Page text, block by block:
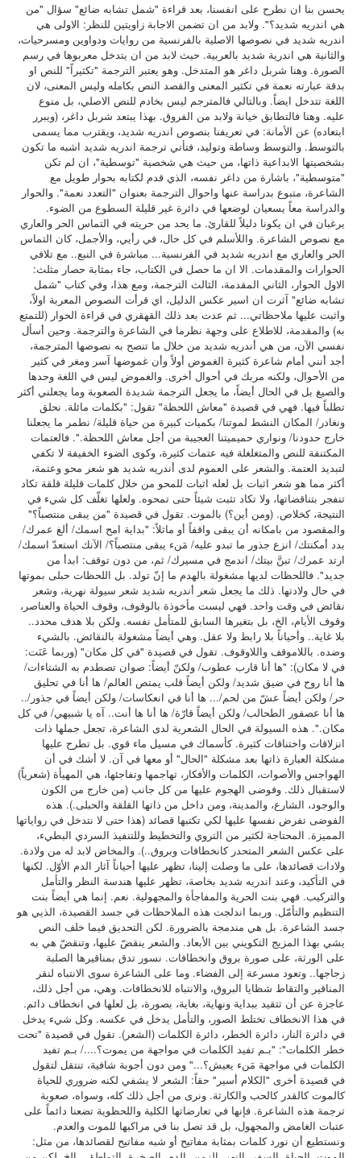
يحسن بنا ان نطرح على انفسنا، بعد قراءة "شمل تشابه ضائع" سؤال "من
هي اندريه شديد؟". ولابد من ان تضمن الاجابة زاويتين للنظر: الاولى هي
اندريه شديد في نصوصها الاصلية بالفرنسية من روايات ودواوين ومسرحيات،
والثانية هي اندرية شديد بالعربية. حيث لابد من ان يتدخل معربوها في رسم
الصورة. وهنا شربل داغر هو المتدخل. وهو يعتبر الترجمة "تكثيراً" للنص او
بدقة عبارته نعمة في تكثير المعنى والقصد النص بكامله وليس المعنى، لان
اللغة تتدخل ايضاً. وبالتالي فالمترجم ليس بخادم للنص الاصلي، بل منوع
عليه. وهنا فالتطابق خيانة ولابد من الفروق. بهذا يبتعد شربل داغر، (ويبرر
ابتعاده) عن الأمانة: في تعريفنا بنصوص اندريه شديد، ويقترب مما يسمى
بالتوسط. والتوسط وساطة وتوليد، فتأتي ترجمة اندريه شديد اشبه ما تكون
بشخصيتها الابداعية ذاتها، من حيث هي شخصية "توسطية"، ان لم تكن
"متوسطية"، باشارة من داغر نفسه، الذي قدم لكتابه بحوار طويل مع
الشاعرة، متبوع بدراسة عنها واحوال الترجمة بعنوان "التعدد نعمة". والحوار
والدراسة معاً يسعيان لوضعها في دائرة غير قليلة السطوع من الضوء.
يرغبان في ان يكونا دليلاً للقارئ. ما يحد من حريته في التماس الحر والعاري
مع نصوص الشاعرة. واللأسلم في كل حال، في رأيي، والأجمل، كان التماس
الحر والعاري مع اندريه شديد في الفرنسية... مباشرة في النبع.. مع تلافي
الحوارات والمقدمات. الا ان ما حصل في الكتاب، جاء بمثابة حصار مثلث:
الاول الحوار، الثاني المقدمة، الثالث الترجمة، ومع هذا، وفي كتاب "شمل
تشابه ضائع" آثرت ان اسير عكس الدليل، اي قرأت النصوص المعربة اولاً،
واثبت عليها ملاحظاتي... ثم عدت بعد ذلك القهقري في قراءة الحوار (للتمتع
به) والمقدمة، للاطلاع على وجهة نظرما في الشاعرة والترجمة. وحين أسأل
نفسي الآن، من هي أندريه شديد من خلال ما تنصح به نصوصها المترجمة،
أجد أنني أمام شاعرة كثيرة الغموض أولاً وأن غموضها آسر ومغر في كثير
من الأحوال، ولكنه مربك في أحوال أخرى. والغموض ليس في اللغة وحدها
والصيغ بل في الحال أيضاً، ما يجعل الترجمة شديدة الصعوبة وما يجعلني أكثر
تطلباً فيها. فهي في قصيدة "معاش اللحظة" تقول: "بكلمات مائلة. نحلق
ونغادر/ المكان النشط لموتنا/ بكميات كبيرة من حياة قليلة/ نطمر ما يجعلنا
خارج حدودنا/ ونواري حميميتنا العجيبة من أجل معاش اللحظة.". فالعتمات
المكتنفة للنص والمتغلغلة فيه عتمات كثيرة، وكوى الضوء الخفيفة لا تكفي
لتبديد العتمة. والشعر على العموم لدى أندريه شديد هو شعر محو وعتمة،
أكثر مما هو شعر اثبات بل لعله اثبات للمحو من خلال كلمات قليلة قلقة تكاد
تنفجر بتناقضاتها، ولا تكاد تثبت شيئاً حتى تمحوه. ولعلها تغلّف كل شيء في
النتيجة، كخلاص. (ومن أين؟) بالموت. تقول في قصيدة "من يبقى منتصباً؟"
والمقصود من بامكانه أن يبقى واقفاً أو ماثلاً: "بداية امح اسمك/ ألغ عمرك/
بدد أمكنتك/ انزع جذور ما تبدو عليه/ مَنء يبقى منتصباً؟/ الآنك استعدّ اسمك/
ارتد عمرك/ تبنَّ بيتك/ اندمج في مسيرك/ ثم، من دون توقف: ابدأ من
جديد". فاللحظات لديها مشغولة بالهدم ما إنّ تولد. بل اللحظات حبلى بموتها
في حال ولادتها. ذلك ما يجعل شعر أندريه شديد شعر سيولة نهرية، وشعر
نقائض في وقت واحد. فهي ليست مأخوذة بالوقوف، وقوف الحياة والعناصر،
وقوف الأيام، الخ، بل بتغيرها السابق للمتأمل نفسه. ولكن بلا هدف محدد..
بلا غاية.. وأحياناً بلا رابط ولا عقل. وهي أيضاً مشغولة بالنقائض. بالشيء
وضده. باللاموقف واللاوقوف. تقول في قصيدة "في كل مكان" (وربما عَنَت:
في لا مكان): "ها أنا قارب عطوب/ ولكنّ أيضاً: صوان تصطدم به الشتاءات/
ها أنا روح في ضيق شديد/ ولكن أيضاً قلب يمتص العالم/ ها أنا في تحليق
حر/ ولكن أيضاً عشّ من لحم/... ها أنا في انعكاسات/ ولكن أيضاً في جذور/..
ها أنا عصفور الطحالب/ ولكن أيضاً قارّة/ ها أنا ها أنت.. آه يا شبيهي/ في كل
مكان.". هذه السيولة في الحال الشعرية لدى الشاعرة، تجعل جملها ذات
انزلاقات واختناقات كثيرة. كأسماك في مسيل ماء قوي. بل تطرح عليها
مشكلة العبارة ذاتها بعد مشكلة "الحال" أو معها في آن. لا أشك في أن
الهواجس والأصوات، الكلمات والأفكار، تهاجمها وتفاجئها، هي المهيأة (شعرياً)
لاستقبال ذلك. وفوضى الهجوم عليها من كل جانب (من خارج من الكون
والوجود، الشارع، والمدينة، ومن داخل من ذاتها القلقة والحبلى.). هذه
الفوضى تفرض نفسها عليها لكي تكتبها قصائد (هذا حتى لا نتدخل في رواياتها
المميزة. المحتاجة لكثير من التروي والتخطيط وللتنفيذ السردي البطيء،
على عكس الشعر المتحدر كانخطافات وبروق..). والمخاض لابد له من ولادة.
ولادات قصائدها، على ما وصلت إلينا، تظهر عليها أحياناً آثار الدم الأوّل. لكنها
في التأكيد، وعند اندريه شديد بخاصة، تظهر عليها هندسة النظر والتأمل
والتركيب. فهي بنت الحرية والمفاجأة والمجهولية. نعم. إنما هي أيضاً بنت
التنظيم والتأمّل. وربما اندلجت هذه الملاحظات في جسد القصيدة، الذيي هو
جسد الشاعرة. بل هي مندمجة بالضرورة. لكن التحديق فيما خلف النص
يشي بهذا المزيج التكويني بين الأبعاد. والشعر ينقضّ عليها، وتنقضّ هي به
على الورثة، على صورة بروق وانخطافات. نسور تدق بمناقيرها الصلبة
زجاجها.. وتعود مسرعة إلى الفضاء. وما على الشاعرة سوى الانتباه لنقر
المناقير والتقاط شظايا البروق، والانتباه للانخطافات. وهي، من أجل ذلك،
عاجزة عن أن تتقيد ببداية ونهاية، بغاية، بصورة، بل لعلها في انخطاف دائم.
في هذا الانخطاف تختلط الصور، والتأمل يدخل في عكسه. وكل شيء يدخل
في دائرة النار، دائرة الخطر، دائرة الكلمات (الشعر). تقول في قصيدة "تحت
خطر الكلمات": "بـم تفيد الكلمات في مواجهة من يموت؟..../ بـم تفيد
الكلمات في مواجهة مَنء يعيش؟..." ومن دون أجوبة شافية، تنتقل لتقول
في قصيدة أخرى "الكلام أسير" حقاً: الشعر لا يشفي لكنه ضروري للحياة
كالموت كالقدر كالحب والكارثة. ونرى من أجل ذلك كله، وسواه، صعوبة
ترجمة هذه الشاعرة. فإنها في تعارضاتها الكلية واللحظوية تضعنا دائماً على
عتبات الغامض والمجهول، بل قد تصل بنا في مراكبها للموت والعدم.
ونستطيع أن نورد كلمات بمثابة مفاتيح أو شبه مفاتيح لقصائدها، من مثل: